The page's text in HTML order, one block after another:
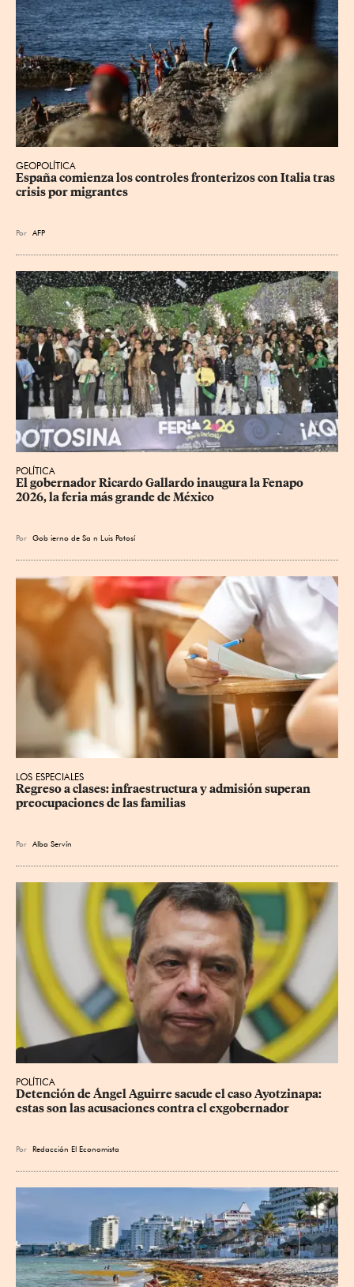
GEOPOLÍTICA
España comienza los controles fronterizos con Italia tras
crisis por migrantes
Por AFP
POLÍTICA
​El gobernador Ricardo Gallardo inaugura la Fenapo
2026, la feria más grande de México
Por Gob ierno de Sa n Luis Potosí
LOS ESPECIALES
Regreso a clases: infraestructura y admisión superan
preocupaciones de las familias
Por Alba Servín
POLÍTICA
Detención de Ángel Aguirre sacude el caso Ayotzinapa:
estas son las acusaciones contra el exgobernador
Por Redacción El Economista